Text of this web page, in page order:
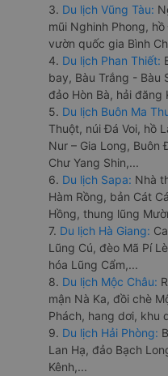
3. Du lịch Vũng Tàu:
mũi Nghinh Phong,
vườn quốc gia Bình
4. Du lịch Phan Thiết:
bay, Bàu Trắng - Bàu
đảo Hòn Bà, hải đăng
5. Du lịch Buôn Ma
Thuột, núi Đá Voi, hồ
Nur – Gia Long, Buôn
Chư Yang Shin,...
6. Du lịch Sapa: Nhà
Hàm Rồng, bản Cát
Hồng, thung lũng
7. Du lịch Hà Giang:
Lũng Cú, đèo Mã Pí
hóa Lũng Cẩm,...
8. Du lịch Mộc Châu:
mận Nà Ka, đồi chè
Phách, hang dơi, khu
9. Du lịch Hải Phòng:
Lan Hạ, đảo Bạch
Kênh,...